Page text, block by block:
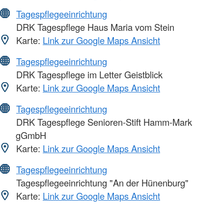
Tagespflegeeinrichtung
DRK Tagespflege Haus Maria vom Stein
Karte: Link zur Google Maps Ansicht
Tagespflegeeinrichtung
DRK Tagespflege im Letter Geistblick
Karte: Link zur Google Maps Ansicht
Tagespflegeeinrichtung
DRK Tagespflege Senioren-Stift Hamm-Mark
gGmbH
Karte: Link zur Google Maps Ansicht
Tagespflegeeinrichtung
Tagespflegeeinrichtung "An der Hünenburg"
Karte: Link zur Google Maps Ansicht